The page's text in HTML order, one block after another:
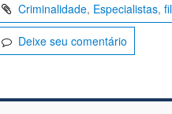
Criminalidade, Especialistas,
Deixe seu comentário